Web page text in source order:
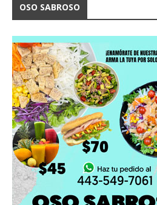
OSO SABROSO